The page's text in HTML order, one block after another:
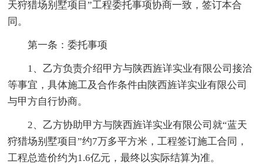
天狩猎场别墅项目”工程委托事项协商一致，签订本合
同。
第一条：委托事项
1、乙方负责介绍甲方与陕西旌详实业有限公司接洽
等事宜，具体施工及合作条件由陕西旌详实业有限公司
与甲方自行协商。
2、乙方协助甲方与陕西旌详实业有限公司就“蓝天
狩猎场别墅项目”约7万多平方米，工程签订施工合同，
工程总造价约为1.6亿元，最终以实际结算为准。